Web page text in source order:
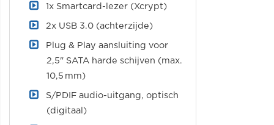
1x Smartcard-lezer (Xcrypt)
2x USB 3.0 (achterzijde)
Plug & Play aansluiting voor
2,5" SATA harde schijven (max.
10,5 mm)
S/PDIF audio-uitgang, optisch
(digitaal)